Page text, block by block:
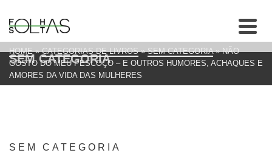
SEM CATEGORIA
HOME » CATEGORIAS DE LIVROS » SEM CATEGORIA » NÃO
GOSTO DO MEU PESCOÇO – E OUTROS HUMORES, ACHAQUES E
AMORES DA VIDA DAS MULHERES
SEM CATEGORIA